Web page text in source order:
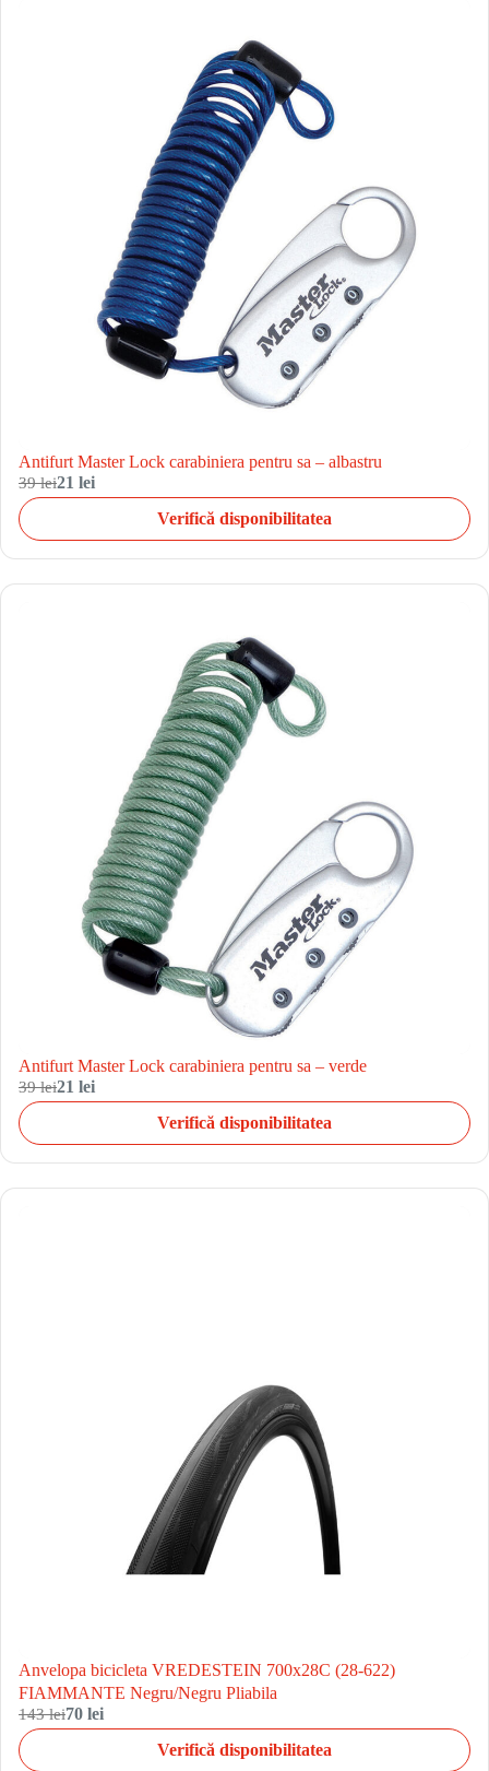
Antifurt Master Lock carabiniera pentru sa – albastru
39 lei21 lei
Verifică disponibilitatea
Antifurt Master Lock carabiniera pentru sa – verde
39 lei21 lei
Verifică disponibilitatea
Anvelopa bicicleta VREDESTEIN 700x28C (28-622)
FIAMMANTE Negru/Negru Pliabila
143 lei70 lei
Verifică disponibilitatea